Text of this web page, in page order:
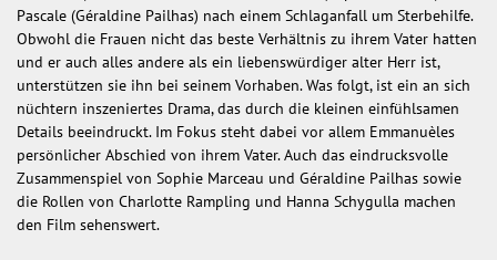
Pascale (Géraldine Pailhas) nach einem Schlaganfall um Sterbehilfe.
Obwohl die Frauen nicht das beste Verhältnis zu ihrem Vater hatten
und er auch alles andere als ein liebenswürdiger alter Herr ist,
unterstützen sie ihn bei seinem Vorhaben. Was folgt, ist ein an sich
nüchtern inszeniertes Drama, das durch die kleinen einfühlsamen
Details beeindruckt. Im Fokus steht dabei vor allem Emmanuèles
persönlicher Abschied von ihrem Vater. Auch das eindrucksvolle
Zusammenspiel von Sophie Marceau und Géraldine Pailhas sowie
die Rollen von Charlotte Rampling und Hanna Schygulla machen
den Film sehenswert.